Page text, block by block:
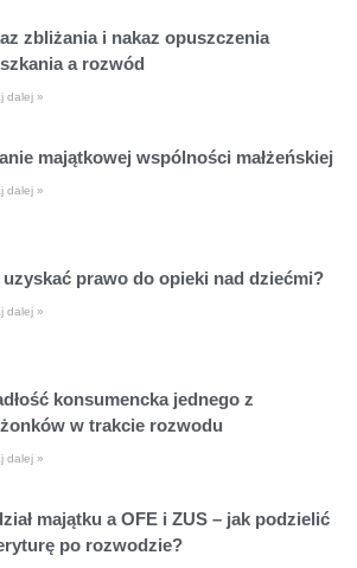
zbliżania i nakaz opuszczenia
a rozwód
dalej »
majątkowej wspólności małżeńskiej
dalej »
uzyskać prawo do opieki nad dziećmi?
dalej »
konsumencka jednego z
w trakcie rozwodu
dalej »
majątku a OFE i ZUS – jak podzielić
po rozwodzie?